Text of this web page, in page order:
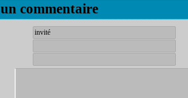
commentaire